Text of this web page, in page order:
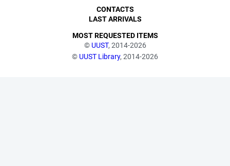
© UUST, 2014-2026
© UUST Library, 2014-2026
CONTACTS
LAST ARRIVALS
MOST REQUESTED ITEMS